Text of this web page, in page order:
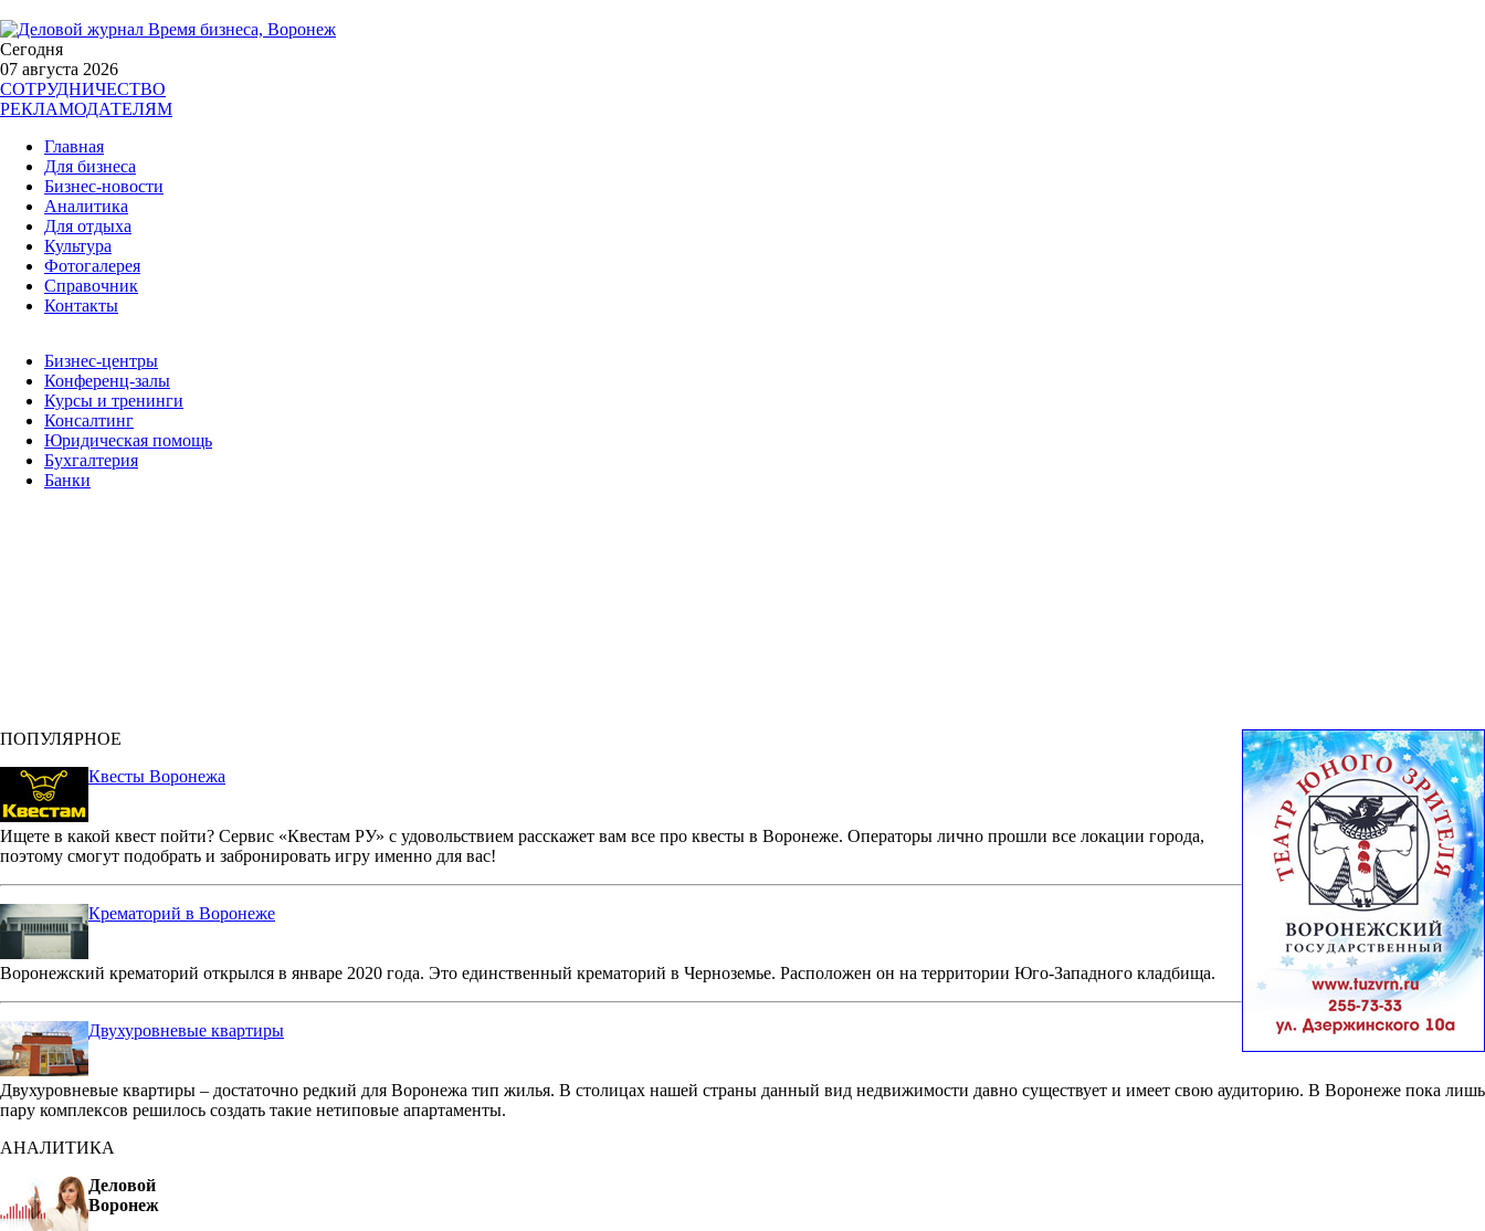
Сегодня
07 августа 2026
СОТРУДНИЧЕСТВО
РЕКЛАМОДАТЕЛЯМ
Главная
Для бизнеса
Бизнес-новости
Аналитика
Для отдыха
Культура
Фотогалерея
Справочник
Контакты
Бизнес-центры
Конференц-залы
Курсы и тренинги
Консалтинг
Юридическая помощь
Бухгалтерия
Банки
ПОПУЛЯРНОЕ
Квесты Воронежа
Ищете в какой квест пойти? Сервис «Квестам РУ» с удовольствием расскажет вам все про квесты в Воронеже. Операторы лично прошли все локации города,
поэтому смогут подобрать и забронировать игру именно для вас!
Крематорий в Воронеже
Воронежский крематорий открылся в январе 2020 года. Это единственный крематорий в Черноземье. Расположен он на территории Юго-Западного кладбища.
Двухуровневые квартиры
Двухуровневые квартиры – достаточно редкий для Воронежа тип жилья. В столицах нашей страны данный вид недвижимости давно существует и имеет свою аудиторию. В Воронеже пока лишь
пару комплексов решилось создать такие нетиповые апартаменты.
АНАЛИТИКА
Деловой
Воронеж